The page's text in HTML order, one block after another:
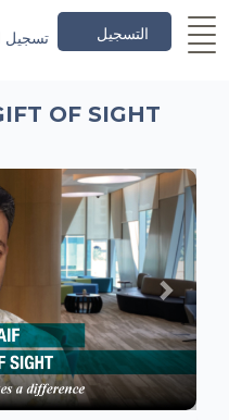
التسجيل تسجيل
OF SIGHT
Next